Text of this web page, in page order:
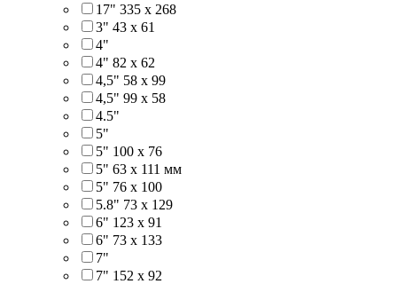
17" 335 х 268
3" 43 x 61
4"
4" 82 x 62
4,5" 58 х 99
4,5" 99 x 58
4.5"
5"
5" 100 x 76
5" 63 x 111 мм
5" 76 х 100
5.8" 73 x 129
6" 123 х 91
6" 73 х 133
7"
7" 152 x 92